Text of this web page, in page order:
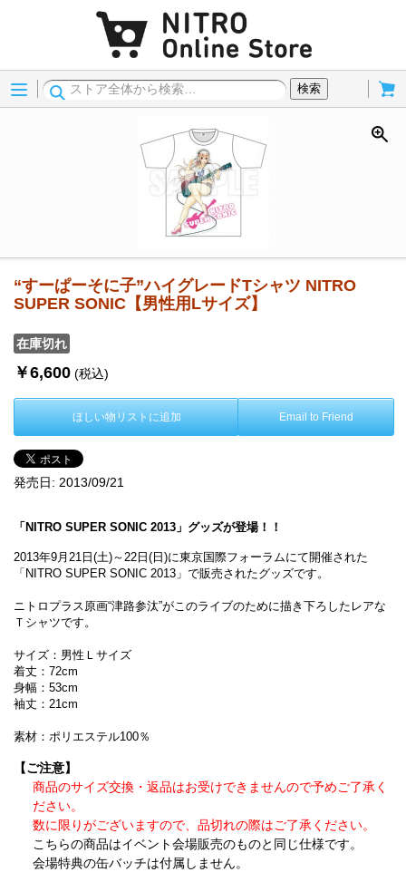
Menu
検索
“すーぱーそに子”ハイグレードTシャツ NITRO
SUPER SONIC【男性用Lサイズ】
在庫切れ
￥6,600 (税込)
ほしい物リストに追加 Email to Friend
発売日: 2013/09/21
「NITRO SUPER SONIC 2013」グッズが登場！！
2013年9月21日(土)～22日(日)に東京国際フォーラムにて開催された
「NITRO SUPER SONIC 2013」で販売されたグッズです。
ニトロプラス原画“津路参汰”がこのライブのために描き下ろしたレアな
Ｔシャツです。
サイズ：男性Ｌサイズ
着丈：72cm
身幅：53cm
袖丈：21cm
素材：ポリエステル100％
【ご注意】
商品のサイズ交換・返品はお受けできませんので予めご了承く
ださい。
数に限りがございますので、品切れの際はご了承ください。
こちらの商品はイベント会場販売のものと同じ仕様です。
会場特典の缶バッチは付属しません。